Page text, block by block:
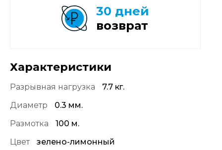
Характеристики
Разрывная нагрузка
7.7 кг.
Диаметр
0.3 мм.
Размотка
100 м.
Цвет
зелено-лимонный
30 дней
возврат